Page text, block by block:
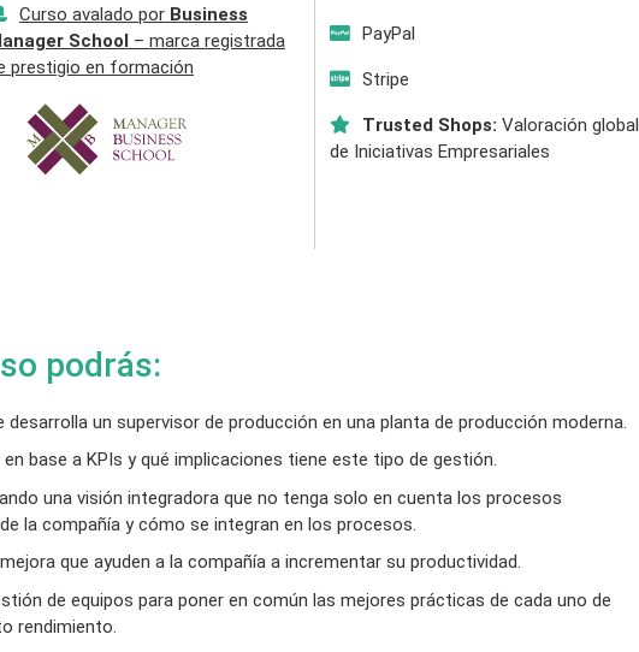
Curso avalado por Business
School – marca registrada
prestigio en formación
PayPal
Stripe
Trusted Shops: Valoración global
de Iniciativas Empresariales
podrás:
un supervisor de producción en una planta de producción moderna.
base a KPIs y qué implicaciones tiene este tipo de gestión.
una visión integradora que no tenga solo en cuenta los procesos
la compañía y cómo se integran en los procesos.
que ayuden a la compañía a incrementar su productividad.
de equipos para poner en común las mejores prácticas de cada uno de
rendimiento.